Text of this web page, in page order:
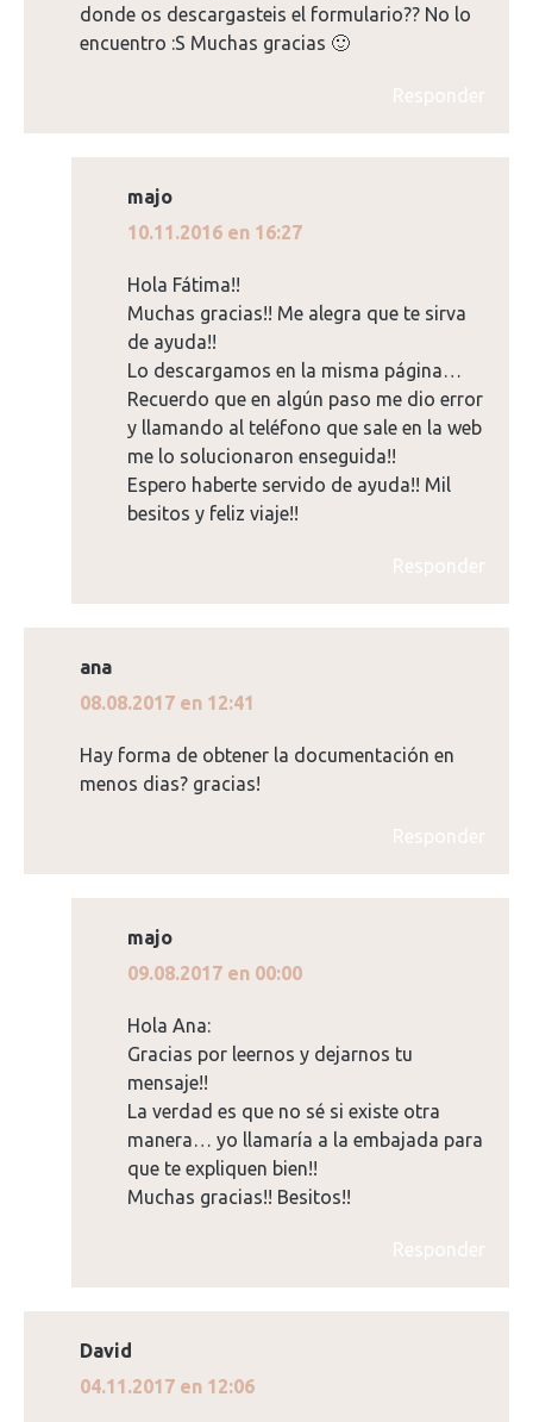
donde os descargasteis el formulario?? No lo
encuentro :S Muchas gracias 🙂
Responder
majo
dice:
10.11.2016 en 16:27
Hola Fátima!!
Muchas gracias!! Me alegra que te sirva
de ayuda!!
Lo descargamos en la misma página…
Recuerdo que en algún paso me dio error
y llamando al teléfono que sale en la web
me lo solucionaron enseguida!!
Espero haberte servido de ayuda!! Mil
besitos y feliz viaje!!
Responder
ana
dice:
08.08.2017 en 12:41
Hay forma de obtener la documentación en
menos dias? gracias!
Responder
majo
dice:
09.08.2017 en 00:00
Hola Ana:
Gracias por leernos y dejarnos tu
mensaje!!
La verdad es que no sé si existe otra
manera… yo llamaría a la embajada para
que te expliquen bien!!
Muchas gracias!! Besitos!!
Responder
David
dice:
04.11.2017 en 12:06